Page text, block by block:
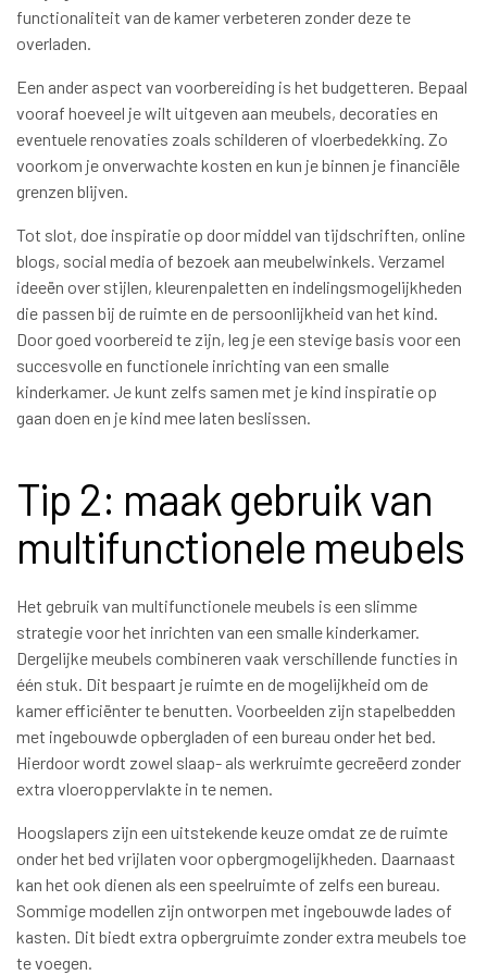
functionaliteit van de kamer verbeteren zonder deze te
overladen.
Een ander aspect van voorbereiding is het budgetteren. Bepaal
vooraf hoeveel je wilt uitgeven aan meubels, decoraties en
eventuele renovaties zoals schilderen of vloerbedekking. Zo
voorkom je onverwachte kosten en kun je binnen je financiële
grenzen blijven.
Tot slot, doe inspiratie op door middel van tijdschriften, online
blogs, social media of bezoek aan meubelwinkels. Verzamel
ideeën over stijlen, kleurenpaletten en indelingsmogelijkheden
die passen bij de ruimte en de persoonlijkheid van het kind.
Door goed voorbereid te zijn, leg je een stevige basis voor een
succesvolle en functionele inrichting van een smalle
kinderkamer. Je kunt zelfs samen met je kind inspiratie op
gaan doen en je kind mee laten beslissen.
Tip 2: maak gebruik van
multifunctionele meubels
Het gebruik van multifunctionele meubels is een slimme
strategie voor het inrichten van een smalle kinderkamer.
Dergelijke meubels combineren vaak verschillende functies in
één stuk. Dit bespaart je ruimte en de mogelijkheid om de
kamer efficiënter te benutten. Voorbeelden zijn stapelbedden
met ingebouwde opbergladen of een bureau onder het bed.
Hierdoor wordt zowel slaap- als werkruimte gecreëerd zonder
extra vloeroppervlakte in te nemen.
Hoogslapers zijn een uitstekende keuze omdat ze de ruimte
onder het bed vrijlaten voor opbergmogelijkheden. Daarnaast
kan het ook dienen als een speelruimte of zelfs een bureau.
Sommige modellen zijn ontworpen met ingebouwde lades of
kasten. Dit biedt extra opbergruimte zonder extra meubels toe
te voegen.